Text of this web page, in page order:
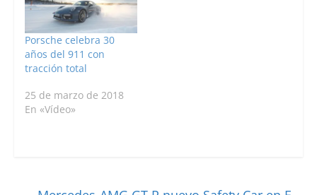
Porsche celebra 30
años del 911 con
tracción total
25 de marzo de 2018
En «Vídeo»